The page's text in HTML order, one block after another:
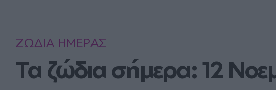
ΖΩΔΙΑ ΗΜΕΡΑΣ
Τα ζώδια σήμερα: 12